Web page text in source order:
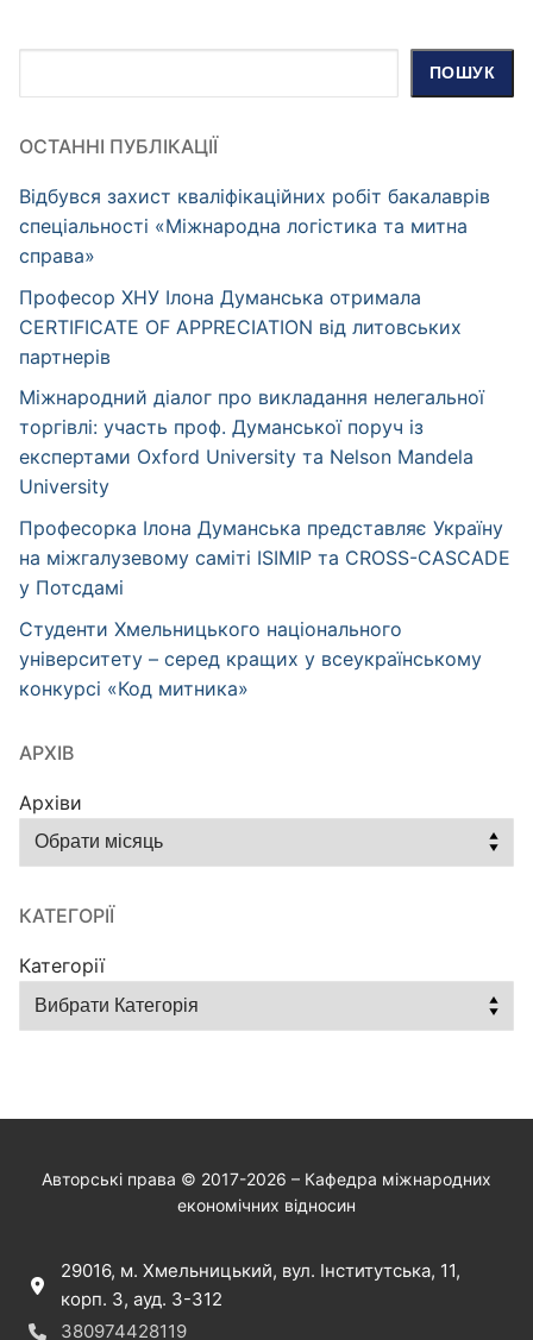
ПОШУК
ОСТАННІ ПУБЛІКАЦІЇ
Відбувся захист кваліфікаційних робіт бакалаврів
спеціальності «Міжнародна логістика та митна
справа»
Професор ХНУ Ілона Думанська отримала
CERTIFICATE OF APPRECIATION від литовських
партнерів
Міжнародний діалог про викладання нелегальної
торгівлі: участь проф. Думанської поруч із
експертами Oxford University та Nelson Mandela
University
Професорка Ілона Думанська представляє Україну
на міжгалузевому саміті ISIMIP та CROSS-CASCADE
у Потсдамі
Студенти Хмельницького національного
університету – серед кращих у всеукраїнському
конкурсі «Код митника»
АРХІВ
Архіви
КАТЕГОРІЇ
Категорії
Авторські права © 2017-2026 – Кафедра міжнародних
економічних відносин
29016, м. Хмельницький, вул. Інститутська, 11,
корп. 3, ауд. 3-312
380974428119